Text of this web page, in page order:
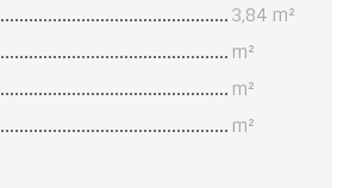
3,84 m²
m²
m²
m²